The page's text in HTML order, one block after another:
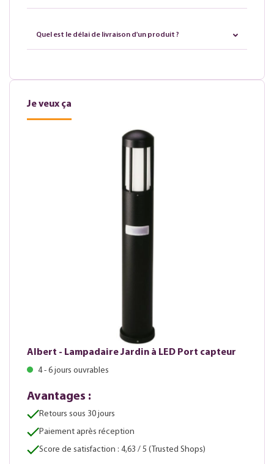
Quel est le délai de livraison d'un produit ?
Je veux ça
Albert - Lampadaire Jardin à LED Port capteur
4 - 6 jours ouvrables
Avantages :
Retours sous 30 jours
Paiement après réception
Score de satisfaction : 4,63 / 5 (Trusted Shops)